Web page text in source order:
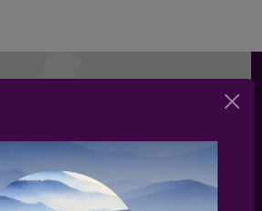
Ferenc Kamarazenekar
elsőként a zenekar
és koncertjeiről!